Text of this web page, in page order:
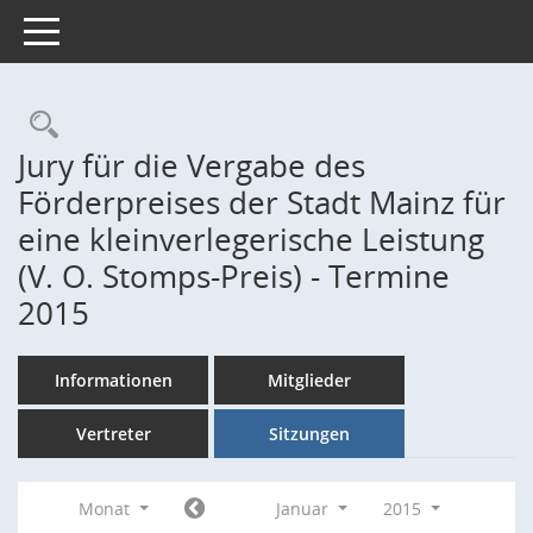
Toggle navigation
Rechercheauswahl
Jury für die Vergabe des
Förderpreises der Stadt Mainz für
eine kleinverlegerische Leistung
(V. O. Stomps-Preis) - Termine
2015
Informationen Mitglieder
Vertreter Sitzungen
Monat Januar
2015